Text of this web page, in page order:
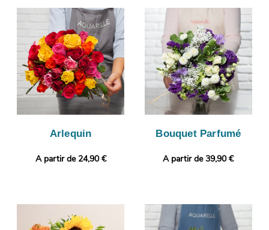
spécialement conçu à cet effet, votre bouquet est pris en
photo. Vous pourrez visualiser l’apparence de votre bouquet,
puisque cette photo vous sera envoyée. Enfin, il sera envoyé en
express à Bussy-Saint-Georges. Rendez votre cadeau plus
original encore en joignant gratuitement un message
personnalisé, ou une photo imprimée.
Arlequin
A partir de 24,90 €
Bouquet Parfumé
A partir de 39,90 €